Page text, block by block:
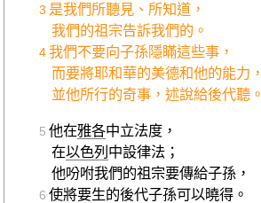
3 是我們所聽見、所知道，
我們的祖宗告訴我們的。
4 我們不要向子孫隱瞞這些事，
而要將耶和華的美德和他的能力，
並他所行的奇事，述說給後代聽。
5 他在雅各中立法度，
在以色列 中設律法；
他吩咐我們的祖宗要傳給子孫，
6 使將要生的後代子孫可以曉得。